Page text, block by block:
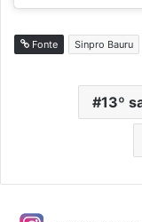
Fonte Sinpro Bauru
13º